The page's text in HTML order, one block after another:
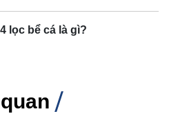
lọc bể cá là gì?